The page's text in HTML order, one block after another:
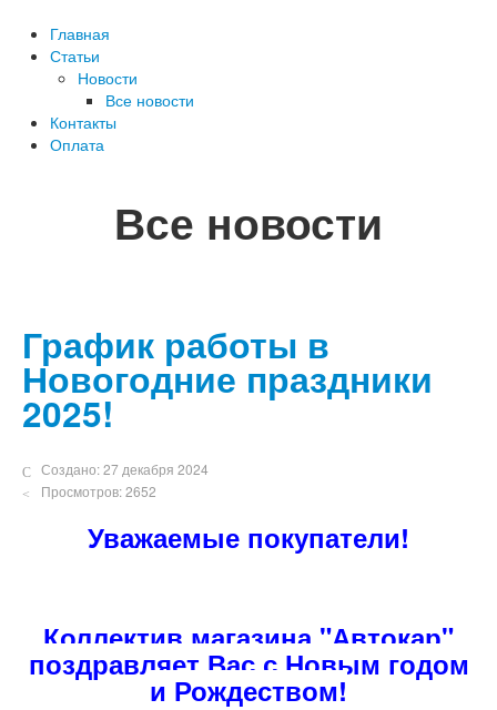
Главная
Статьи
Новости
Все новости
Контакты
Оплата
Все новости
График работы в
Новогодние праздники
2025!
Создано: 27 декабря 2024
Просмотров: 2652
Уважаемые покупатели!
Коллектив магазина "Автокар"
поздравляет Вас с Новым годом
и Рождеством!